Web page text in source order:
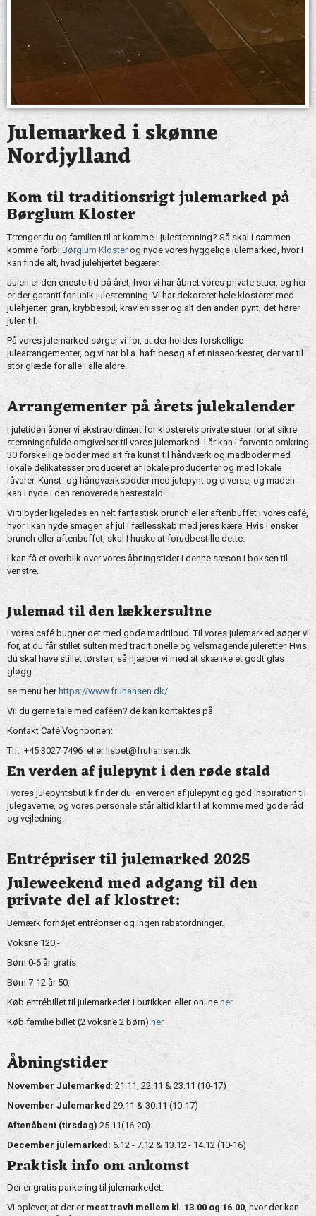
Julemarked i skønne
Nordjylland
Kom til traditionsrigt julemarked på
Børglum Kloster
Trænger du og familien til at komme i julestemning? Så skal I sammen
komme forbiBørglum Klosterog nyde vores hyggelige julemarked, hvor I
kan finde alt, hvad julehjertet begærer.
Julen er den eneste tid på året, hvor vi har åbnet vores private stuer, og her
er der garanti for unik julestemning. Vi har dekoreret hele klosteret med
julehjerter, gran, krybbespil, kravlenisser og alt den anden pynt, det hører
julen til.
På vores julemarked sørger vi for, at der holdes forskellige
julearrangementer, og vi har bl.a. haft besøg af et nisseorkester, der var til
stor glæde for alle i alle aldre.
Arrangementer på årets julekalender
I juletiden åbner vi ekstraordinært for klosterets private stuer for at sikre
stemningsfulde omgivelser til vores julemarked. I år kan I forvente omkring
30 forskellige boder med alt fra kunst til håndværk og madboder med
lokale delikatesser produceret af lokale producenter og med lokale
råvarer. Kunst- og håndværksboder med julepynt og diverse, og maden
kan I nyde i den renoverede hestestald.
Vi tilbyder ligeledes en helt fantastisk brunch eller aftenbuffet i vores café,
hvor I kan nyde smagen af jul i fællesskab med jeres kære. Hvis I ønsker
brunch eller aftenbuffet, skal I huske at forudbestille dette.
I kan få et overblik over vores åbningstider i denne sæson i boksen til
venstre.
Julemad til den lækkersultne
I vores café bugner det med gode madtilbud. Til vores julemarked søger vi
for, at du får stillet sulten med traditionelle og velsmagende juleretter. Hvis
du skal have stillet tørsten, så hjælper vi med at skænke et godt glas
gløgg.
se menu her https://www.fruhansen.dk/
Vil du gerne tale med caféen? de kan kontaktes på
Kontakt Café Vognporten:
Tlf: +45 3027 7496 eller lisbet@fruhansen.dk
En verden af julepynt i den røde stald
I vores julepyntsbutik finder du en verden af julepynt og god inspiration til
julegaverne, og vores personale står altid klar til at komme med gode råd
og vejledning.
Entrépriser til julemarked 2025
Juleweekend med adgang til den
private del af klostret:
Bemærk forhøjet entrépriser og ingen rabatordninger.
Voksne 120,-
Børn 0-6 år gratis
Børn 7-12 år 50,-
Køb entrébillet til julemarkedet i butikken eller online her
Køb familie billet (2 voksne 2 børn) her
Åbningstider
November Julemarked : 21.11, 22.11 & 23.11 (10-17)
November Julemarked 29.11 & 30.11 (10-17)
Aftenåbent (tirsdag) 25.11(16-20)
December julemarked: 6.12 - 7.12 & 13.12 - 14.12 (10-16)
Praktisk info om ankomst
Der er gratis parkering til julemarkedet.
Vi oplever, at der er mest travlt mellem kl. 13.00 og 16.00 , hvor der kan